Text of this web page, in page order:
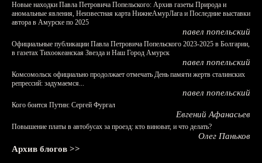
Новые находки Павла Петровича Попельского: Архив газеты Природа и
аномальные явления, Неизвестная карта НижнеАмурЛага и Последние выставки
автора в Амурске по 2025
павел попельский
Официальные публикации Павла Петровича Попельского 2023-2025 в Болгарии,
в газетах Тихоокеанская Звезда и Наш Город Амурск
павел попельский
Комсомольск официально продолжает отмечать День памяти жертв сталинских
репрессий: задумаемся...
павел попельский
Кого боится Путин: Сергей Фургал
Евгений Афанасьев
Повышение платы в автобусах за проезд: кто виноват, и что делать?
Олег Паньков
Архив блогов >>